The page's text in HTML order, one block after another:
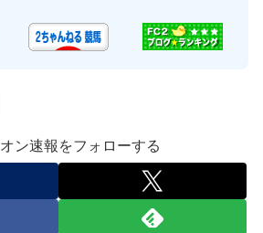
ン速報をフォローする